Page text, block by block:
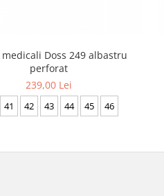
Doss 249 albastru
perforat
239,00 Lei
41 42 43 44 45 46